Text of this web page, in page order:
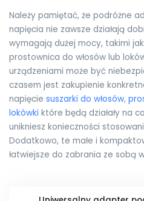
Należy pamiętać, że podróżne
napięcia nie zawsze działają
wymagają dużej mocy, takimi
prostownica do włosów lub
urządzeniami może być
czasem jest zakupienie
napięcie suszarki do włosów,
lokówki które będą działały na
unikniesz konieczności
Dodatkowo, te małe i
łatwiejsze do zabrania ze sobą